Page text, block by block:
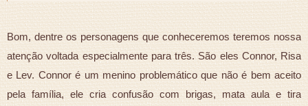
Bom, dentre os personagens que conheceremos teremos nossa
atenção voltada especialmente para três. São eles Connor, Risa
e Lev. Connor é um menino problemático que não é bem aceito
pela família, ele cria confusão com brigas, mata aula e tira